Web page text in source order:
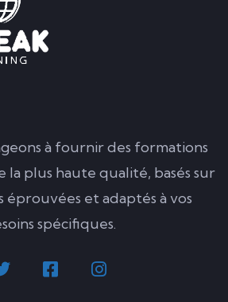
à fournir des formations
la plus haute qualité, basés sur
éprouvées et adaptés à vos
spécifiques.